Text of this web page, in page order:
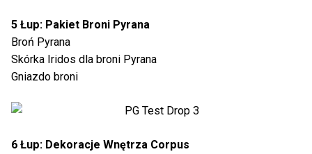
5 Łup: Pakiet Broni Pyrana
Broń Pyrana
Skórka Iridos dla broni Pyrana
Gniazdo broni
6 Łup: Dekoracje Wnętrza Corpus